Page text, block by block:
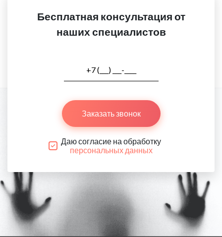
Бесплатная консультация от
наших специалистов
Заказать звонок
Даю согласие на обработку
персональных данных